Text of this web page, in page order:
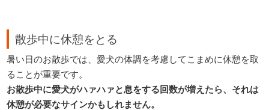
散歩中に休憩をとる
暑い日のお散歩では、愛犬の体調を考慮してこまめに休憩を取
ることが重要です。
お散歩中に愛犬がハァハァと息をする回数が増えたら、それは
休憩が必要なサインかもしれません。